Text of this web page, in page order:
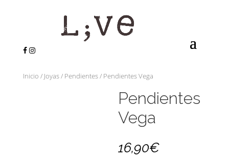
Inicio / Joyas/ Pendientes/ Pendientes Vega
Pendientes
Vega
16,90€